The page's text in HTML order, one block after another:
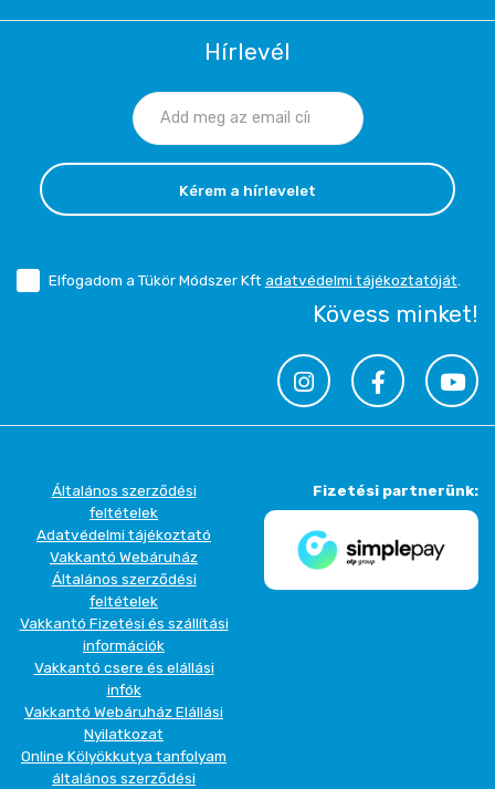
Hírlevél
Kérem a hírlevelet
Elfogadom a Tükör Módszer Kft adatvédelmi tájékoztatóját
Kövess minket!
Általános szerződési
feltételek
Adatvédelmi tájékoztató
Vakkantó Webáruház
Általános szerződési
feltételek
Vakkantó Fizetési és szállítási
információk
Vakkantó csere és elállási
infók
Vakkantó Webáruház Elállási
Nyilatkozat
Online Kölyökkutya tanfolyam
általános szerződési
Fizetési partnerünk: